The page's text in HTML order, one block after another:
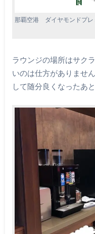
那覇空港 ダイヤモンドプレ
ラウンジの場所はサク
いのは仕方がありませ
して随分良くなったあ